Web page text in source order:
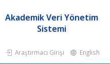
Akademik Veri Yönetim
Sistemi
Araştırmacı Girişi English